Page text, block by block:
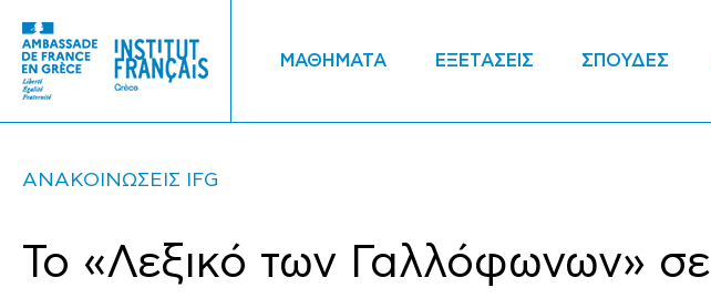
ΜΑΘΗΜΑΤΑ ΕΞΕΤΑΣΕΙΣ ΣΠΟΥΔΕΣ
ΑΝΑΚΟΙΝΩΣΕΙΣ IFG
Το «Λεξικό των Γαλλόφωνων» σε